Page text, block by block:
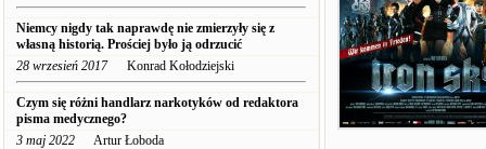
Niemcy nigdy tak naprawdę nie zmierzyły się z
własną historią. Prościej było ją odrzucić
28 wrzesień 2017Konrad Kołodziejski
Czym się różni handlarz narkotyków od redaktora
pisma medycznego?
3 maj 2022 Artur Łoboda